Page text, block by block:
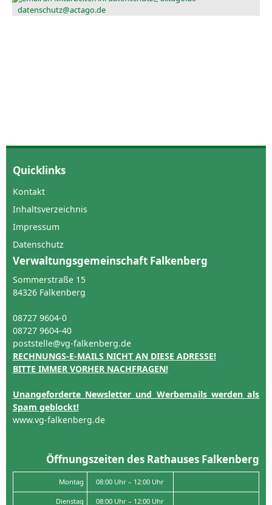
datenschutz@actago.de
Quicklinks
Kontakt
Inhaltsverzeichnis
Impressum
Datenschutz
Verwaltungsgemeinschaft Falkenberg
Sommerstraße 15
84326 Falkenberg
08727 9604-0
08727 9604-40
poststelle@vg-falkenberg.de
RECHNUNGS-E-MAILS NICHT AN DIESE ADRESSE!
BITTE IMMER VORHER NACHFRAGEN!
Unangeforderte Newsletter und Werbemails werden als
Spam geblockt!
www.vg-falkenberg.de
Öffnungszeiten des Rathauses Falkenberg
Montag 08:00 Uhr – 12:00 Uhr
Dienstag 08:00 Uhr – 12:00 Uhr